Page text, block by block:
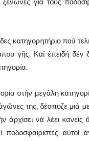
ξενῶνες γιά τούς
κατηγορητήριο πού
γῆς. Καί ἐπειδή δέν
στήν μεγάλη
της, δέσποζε μιά
ἀρχίσει νά λέει
αὐτοί